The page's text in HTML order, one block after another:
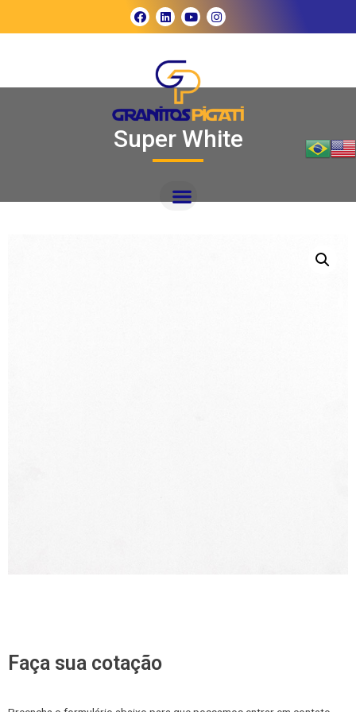
Super White
Faça sua cotação